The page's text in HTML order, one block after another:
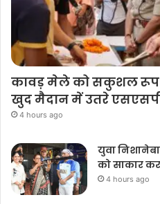
कावड़ मेले को सकुशल
खुद मैदान में उतरे
4 hours ago
युवा
को साकार
4 hours ago